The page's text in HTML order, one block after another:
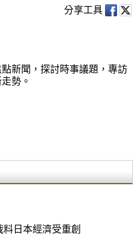
h
分享工具
新聞，探討時事議題，專訪
勢。
日本經濟受重創